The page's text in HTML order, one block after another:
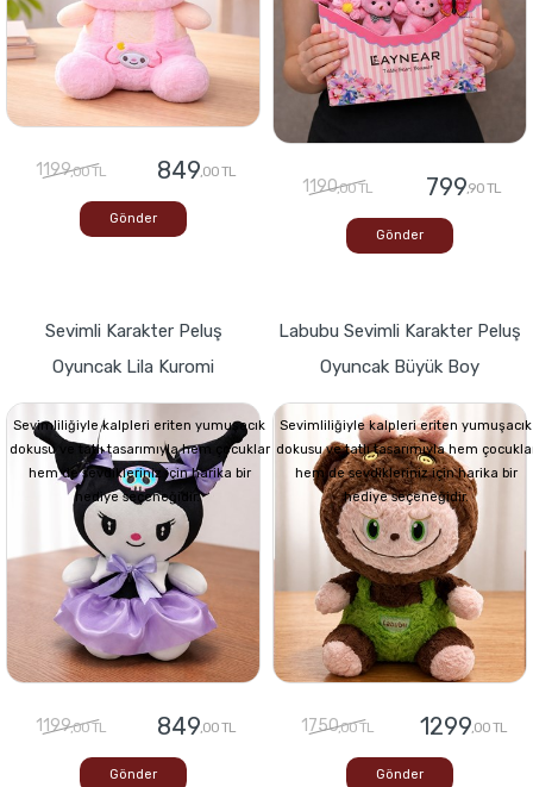
1199,00 TL 849,00 TL
Gönder
1190,00 TL 799,90 TL
Gönder
Sevimli Karakter Peluş
Oyuncak Lila Kuromi
Sevimliliğiyle kalpleri eriten yumuşacık
dokusu ve tatlı tasarımıyla hem çocuklar
hem de sevdikleriniz için harika bir
hediye seçeneğidir.
1199,00 TL 849,00 TL
Gönder
Labubu Sevimli Karakter Peluş
Oyuncak Büyük Boy
Sevimliliğiyle kalpleri eriten yumuşacık
dokusu ve tatlı tasarımıyla hem
hem de sevdikleriniz için harika bir
hediye seçeneğidir.
1750,00 TL 1299,00 TL
Gönder